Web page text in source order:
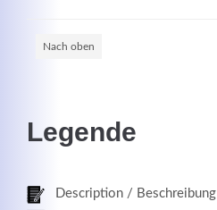
Nach oben
Legende
Description / Beschreibung